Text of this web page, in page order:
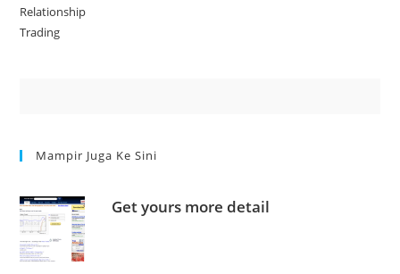
Relationship
Trading
Mampir Juga Ke Sini
Get yours more detail